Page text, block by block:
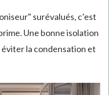
surévalués, c’est
Une bonne isolation
la condensation et